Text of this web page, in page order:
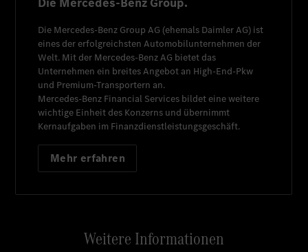
Die Mercedes-Benz Group AG (ehemals Daimler AG) ist
eines der erfolgreichsten Automobilunternehmen der
Welt. Mit der Mercedes-Benz AG bietet das
Unternehmen ein breites Angebot an High-End-Pkw
und Premium-Transportern an.
Mercedes-Benz Financial Services bildet eine weitere
wichtige Einheit des Konzerns und übernimmt
Kernaufgaben im Finanzdienstleistungsgeschäft.
Mehr erfahren
Weitere Informationen